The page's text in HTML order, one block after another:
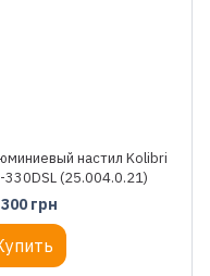
настил Kolibri
330DSL (25.004.0.21)
грн